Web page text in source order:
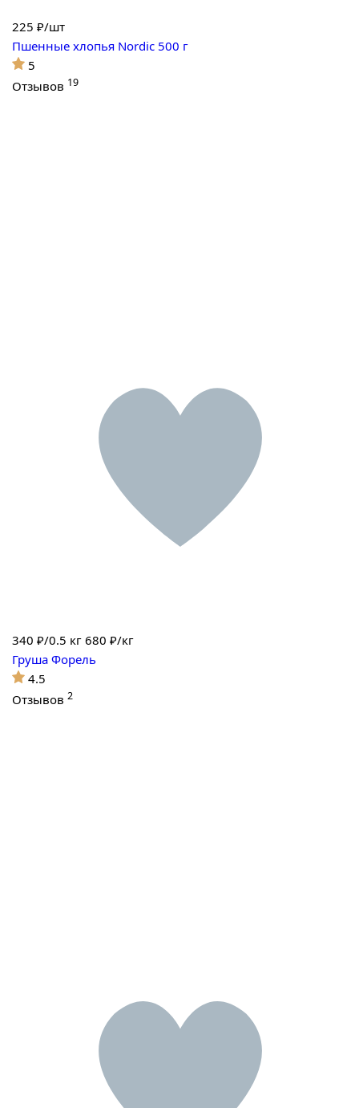
225 ₽/шт
Пшенные хлопья Nordic 500 г
5
Отзывов 19
340 ₽/0.5 кг 680 ₽/кг
Груша Форель
4.5
Отзывов 2